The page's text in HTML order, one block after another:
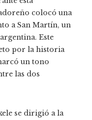
colocó una
a San Martín, un
Este
por la historia
un tono
las dos
se dirigió a la